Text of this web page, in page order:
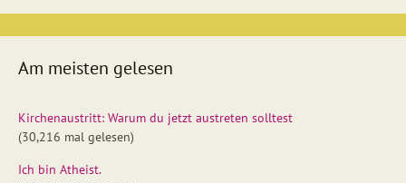
Am meisten gelesen
Kirchenaustritt: Warum du jetzt austreten solltest
(30,216 mal gelesen)
Ich bin Atheist.